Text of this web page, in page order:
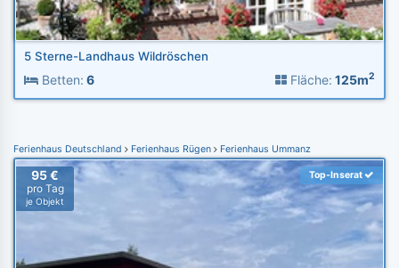
5 Sterne-Landhaus Wildröschen
Betten: 6 Fläche: 125m2
Ferienhaus Deutschland Ferienhaus Rügen Ferienhaus Ummanz
95 €
pro Tag
je Objekt
Top-Inserat